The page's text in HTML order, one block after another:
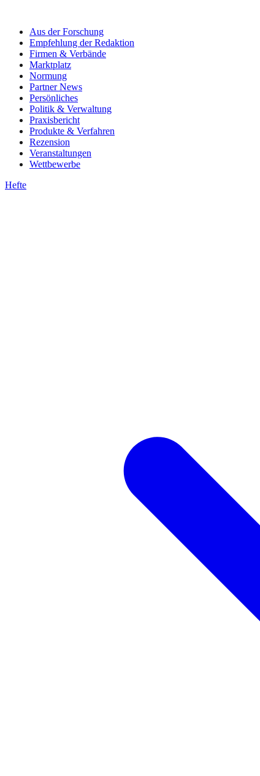
Aus der Forschung
Empfehlung der Redaktion
Firmen & Verbände
Marktplatz
Normung
Partner News
Persönliches
Politik & Verwaltung
Praxisbericht
Produkte & Verfahren
Rezension
Veranstaltungen
Wettbewerbe
Hefte